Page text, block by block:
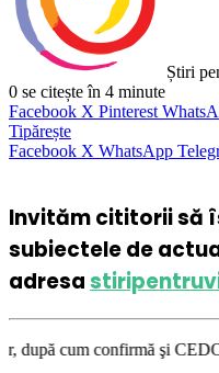
Știri
0 se citește în 4 minute
Facebook X Pinterest
Tipărește
Facebook X WhatsApp
Invităm cititorii să
subiectele de
adresa
şi CEDO în cazul